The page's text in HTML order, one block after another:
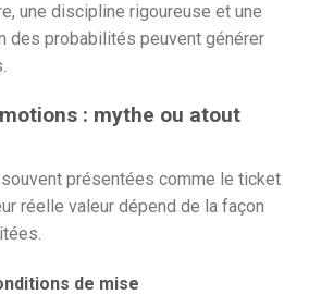
une discipline rigoureuse et une
des probabilités peuvent générer
: mythe ou atout
présentées comme le ticket
réelle valeur dépend de la façon
de mise